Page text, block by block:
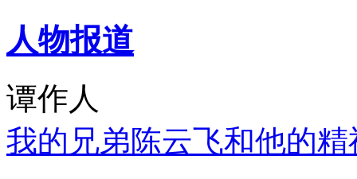
人物报道
谭作人
我的兄弟陈云飞和他的